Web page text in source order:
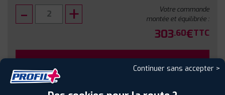
Votre commande
montée et équilibrée :
303.60€TTC
Sous réserve de disponibilité en agence
Continuer sans accepter >